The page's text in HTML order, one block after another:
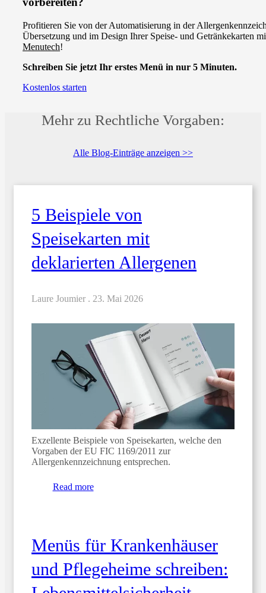
Profitieren Sie von der Automatisierung in der
Übersetzung und im Design Ihrer Speise- und Getränkekarten
Menutech!
Schreiben Sie jetzt Ihr erstes Menü in nur 5 Minuten.
Kostenlos starten
Mehr zu Rechtliche Vorgaben:
Alle Blog-Einträge anzeigen >>
5 Beispiele von
Speisekarten mit
deklarierten Allergenen
Laure Joumier . 23. Mai 2026
Exzellente Beispiele von Speisekarten, welche den
Vorgaben der EU FIC 1169/2011 zur
Allergenkennzeichnung entsprechen.
Read more
Menüs für Krankenhäuser
und Pflegeheime schreiben: